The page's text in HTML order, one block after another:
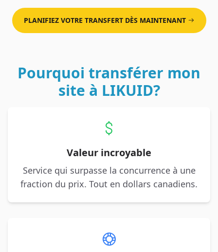
PLANIFIEZ VOTRE TRANSFERT DÈS MAINTENANT
Pourquoi transférer mon
site à LIKUID?
Valeur incroyable
Service qui surpasse la concurrence à une
fraction du prix. Tout en dollars canadiens.